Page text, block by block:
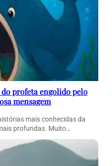
profeta engolido pelo
mensagem
mais conhecidas da
profundas. Muito…